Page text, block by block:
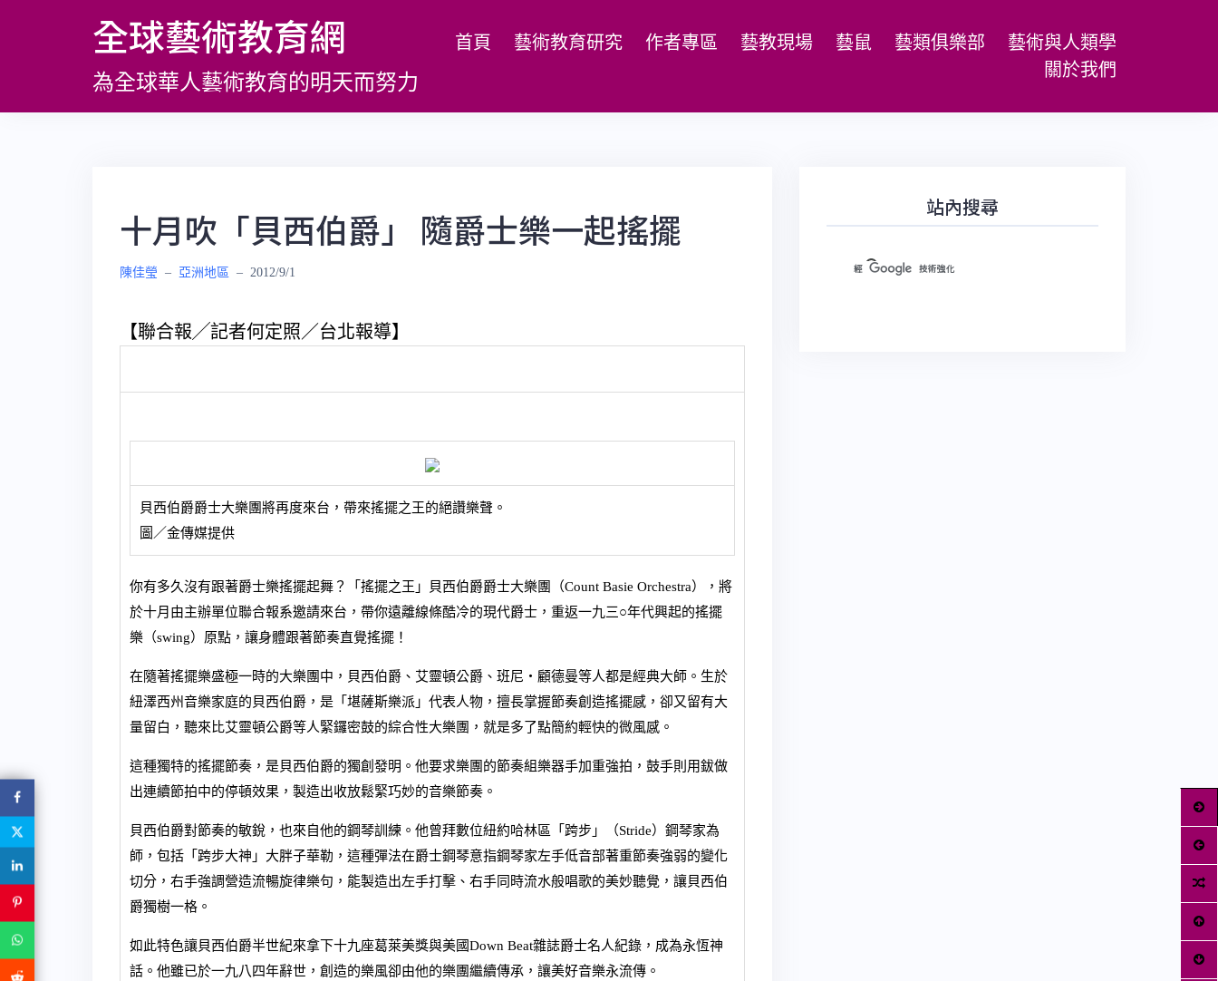
全球藝術教育網
為全球華人藝術教育的明天而努力
首頁 藝術教育研究 作者專區 藝教現場 藝鼠 藝類俱樂部
藝術與人類學
關於我們
十月吹「貝西伯爵」 隨爵士樂一起搖擺
陳佳瑩 – 亞洲地區 – 2012/9/1
【聯合報╱記者何定照／台北報導】
貝西伯爵爵士大樂團將再度來台，帶來搖擺之王的絕讚樂聲。
圖／金傳媒提供
你有多久沒有跟著爵士樂搖擺起舞？「搖擺之王」貝西伯爵爵士大樂團（Count Basie Orchestra），將
於十月由主辦單位聯合報系邀請來台，帶你遠離線條酷冷的現代爵士，重返一九三○年代興起的搖擺
樂（swing）原點，讓身體跟著節奏直覺搖擺！
在隨著搖擺樂盛極一時的大樂團中，貝西伯爵、艾靈頓公爵、班尼‧顧德曼等人都是經典大師。生於
紐澤西州音樂家庭的貝西伯爵，是「堪薩斯樂派」代表人物，擅長掌握節奏創造搖擺感，卻又留有大
量留白，聽來比艾靈頓公爵等人緊鑼密鼓的綜合性大樂團，就是多了點簡約輕快的微風感。
這種獨特的搖擺節奏，是貝西伯爵的獨創發明。他要求樂團的節奏組樂器手加重強拍，鼓手則用鈸做
出連續節拍中的停頓效果，製造出收放鬆緊巧妙的音樂節奏。
貝西伯爵對節奏的敏銳，也來自他的鋼琴訓練。他曾拜數位紐約哈林區「跨步」（Stride）鋼琴家為
師，包括「跨步大神」大胖子華勒，這種彈法在爵士鋼琴意指鋼琴家左手低音部著重節奏強弱的變化
切分，右手強調營造流暢旋律樂句，能製造出左手打擊、右手同時流水般唱歌的美妙聽覺，讓貝西伯
爵獨樹一格。
如此特色讓貝西伯爵半世紀來拿下十九座葛萊美獎與美國Down Beat雜誌爵士名人紀錄，成為永恆神
話。他雖已於一九八四年辭世，創造的樂風卻由他的樂團繼續傳承，讓美好音樂永流傳。
站內搜尋